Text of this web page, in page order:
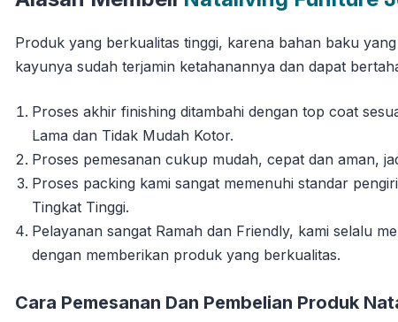
Produk yang berkualitas tinggi, karena bahan baku
kayunya sudah terjamin ketahanannya dan dapat
Proses akhir finishing ditambahi dengan top coat
Lama dan Tidak Mudah Kotor.
Proses pemesanan cukup mudah, cepat dan aman,
Proses packing kami sangat memenuhi standar
Tingkat Tinggi.
Pelayanan sangat Ramah dan Friendly, kami selalu
dengan memberikan produk yang berkualitas.
Cara Pemesanan Dan Pembelian Produk